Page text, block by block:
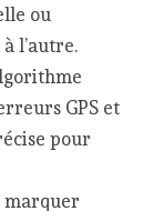
ou
l’autre.
GPS et
pour
marquer